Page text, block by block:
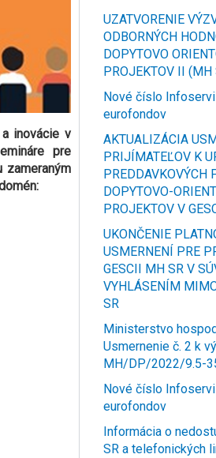
inovácie v
pre
zameraným
UZATVORENIE
ODBORNÝCH
DOPYTOVO
PROJEKTOV II (MH
Nové číslo
eurofondov
AKTUALIZÁCIA
PRIJÍMATEĽOV K
PREDDAVKOVÝCH
DOPYTOVO-
PROJEKTOV V
UKONČENIE
USMERNENÍ PRE
GESCII MH SR V
VYHLÁSENÍM
SR
Ministerstvo
Usmernenie č. 2 k
MH/DP/2022/9.5-
Nové číslo
eurofondov
Informácia o
SR a telefonických